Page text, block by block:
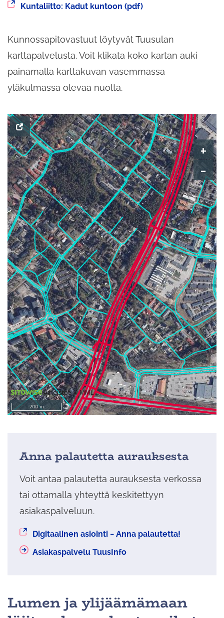
Siirryt
palveluun
Kuntaliitto: Kadut kuntoon (pdf)
Kunnossapitovastuut löytyvät Tuusulan
karttapalvelusta. Voit klikata koko kartan auki
painamalla karttakuvan vasemmassa
yläkulmassa olevaa nuolta.
Anna palautetta aurauksesta
Voit antaa palautetta aurauksesta verkossa
tai ottamalla yhteyttä keskitettyyn
asiakaspalveluun.
Siirryt
toiseen
Digitaalinen asiointi − Anna palautetta!
Asiakaspalvelu TuusInfo
Lumen ja ylijäämämaan